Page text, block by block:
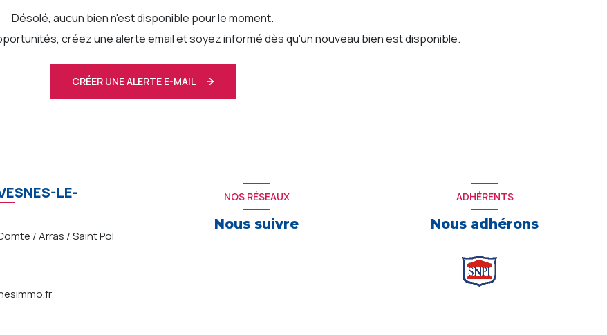
Désolé, aucun bien n'est disponible pour le moment.
créez une alerte email et soyez informé dès qu'un nouveau bien est disponible.
CRÉER UNE ALERTE E-MAIL
LE-
/ Arras / Saint Pol
NOS RÉSEAUX
Nous suivre
ADHÉRENTS
Nous adhérons